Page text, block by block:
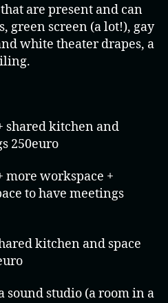
are present and can
green screen (a lot!), gay
white theater drapes, a
shared kitchen and
250euro
more workspace +
to have meetings
kitchen and space
sound studio (a room in a